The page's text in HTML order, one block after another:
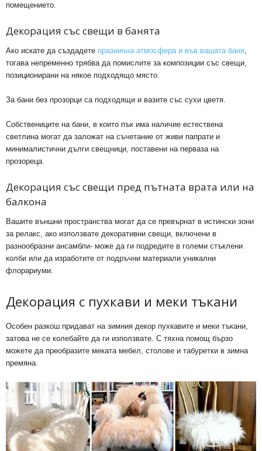
помещението.
Декорация със свещи в банята
Ако искате да създадете празнична атмосфера и във вашата баня,
тогава непременно трябва да помислите за композиции със свещи,
позиционирани на някое подходящо място.
За бани без прозорци са подходящи и вазите със сухи цветя.
Собствениците на бани, в които пък има наличие естествена
светлина могат да заложат на съчетание от живи папрати и
минималистични дълги свещници, поставени на перваза на
прозореца.
Декорация със свещи пред пътната врата или на
балкона
Вашите външни пространства могат да се превърнат в истински зони
за релакс, ако използвате декоративни свещи, включени в
разнообразни ансамбли- може да ги подредите в големи стъклени
колби или да изработите от подръчни материали уникални
флорариуми.
Декорация с пухкави и меки тъкани
Особен разкош придават на зимния декор пухкавите и меки тъкани,
затова не се колебайте да ги използвате. С тяхна помощ бързо
можете да преобразите меката мебел, столове и табуретки в зимна
премяна.